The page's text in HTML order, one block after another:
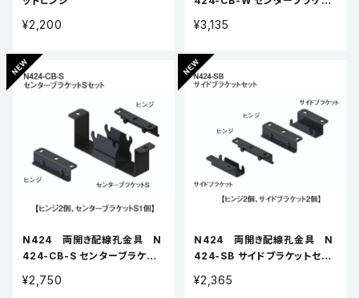
¥2,200 ¥3,135
N424 両開き配線孔金具 N
424-CB-S センターブラケット
¥2,750
N424 両開き配線孔金具 N
424-SB サイドブラケットセッ
¥2,365